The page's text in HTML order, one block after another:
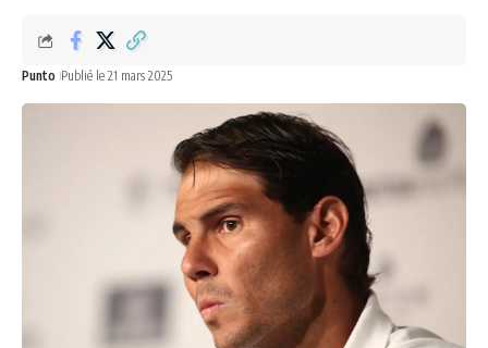
Punto Publié le 21 mars 2025